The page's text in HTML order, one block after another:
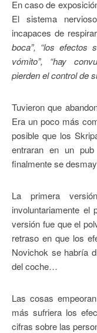
En caso de
El sistema
incapaces de
boca”, “los efectos
vómito”, “hay
pierden el control de
Tuvieron que
Era un poco más
posible que los
entraran en un
finalmente se
La primera
involuntariamente el
versión fue que el
retraso en que los
Novichok se habría
del coche…
Las cosas
más sufriera los
cifras sobre las